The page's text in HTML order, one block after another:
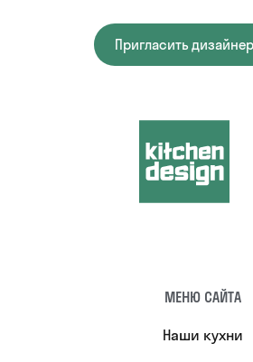
Пригласить
МЕНЮ САЙТА
Наши кухни